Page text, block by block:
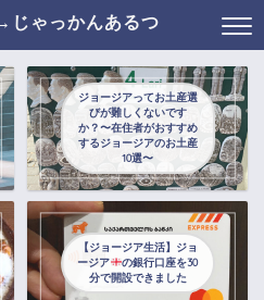
じゃっかんあるつ
ジョージアってお土産選
びが難しくないです
か？〜在住者がおすすめ
するジョージアのお土産
10選〜
【ジョージア生活】ジョ
ージア
の銀行口座を30
分で開設できました